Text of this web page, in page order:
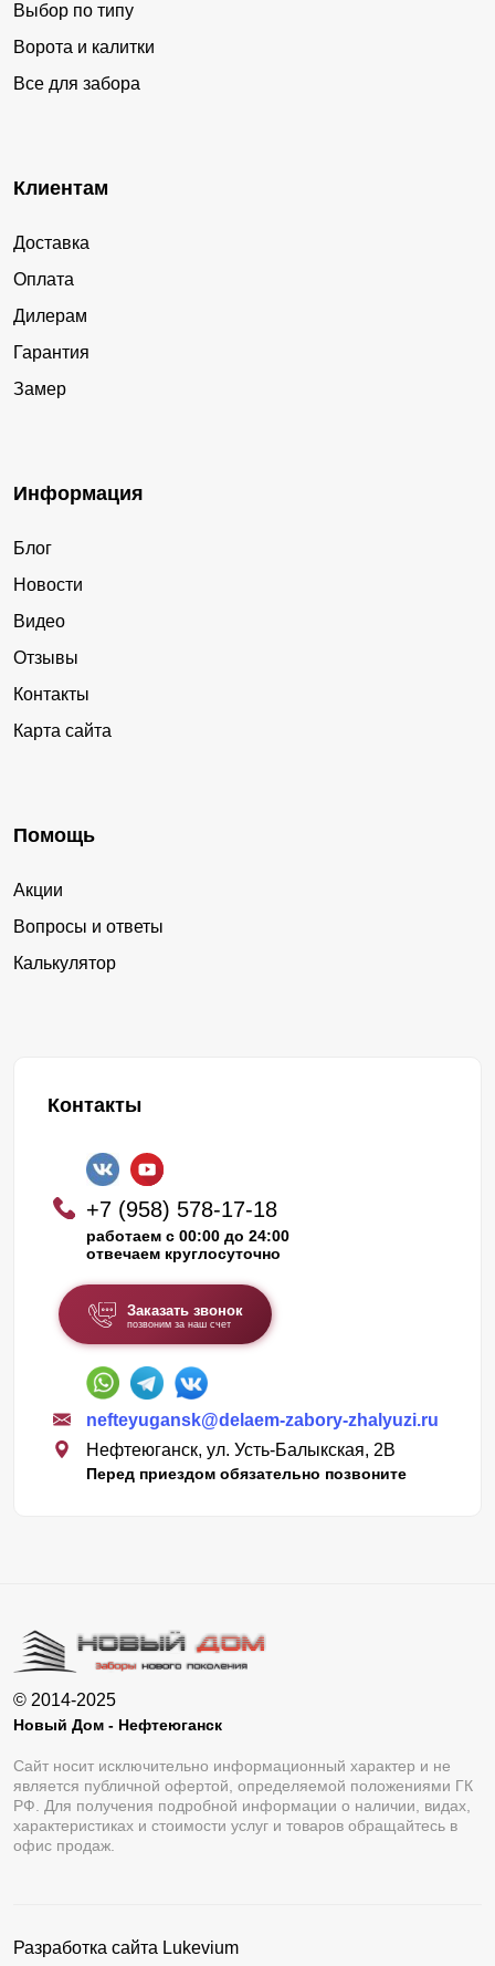
Выбор по типу
Ворота и калитки
Все для забора
Клиентам
Доставка
Оплата
Дилерам
Гарантия
Замер
Информация
Блог
Новости
Видео
Отзывы
Контакты
Карта сайта
Помощь
Акции
Вопросы и ответы
Калькулятор
Контакты
+7 (958) 578-17-18
работаем с 00:00 до 24:00
отвечаем круглосуточно
Заказать звонок
позвоним за наш счет
nefteyugansk@delaem-zabory-zhalyuzi.ru
Нефтеюганск, ул. Усть-Балыкская, 2В
Перед приездом обязательно позвоните
© 2014-2025
Новый Дом - Нефтеюганск
Сайт носит исключительно информационный характер и не
является публичной офертой, определяемой положениями ГК
РФ. Для получения подробной информации о наличии, видах,
характеристиках и стоимости услуг и товаров обращайтесь в
офис продаж.
Разработка сайта Lukevium